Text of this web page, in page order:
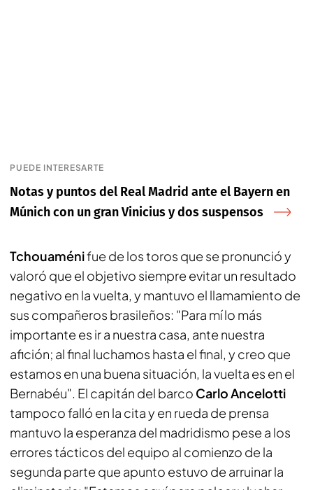
PUEDE INTERESARTE
Notas y puntos del Real Madrid ante el Bayern en
Múnich con un gran Vinicius y dos suspensos
Tchouaménifue de los toros que se pronunció y
valoró que el objetivo siempre evitar un resultado
negativo en la vuelta, y mantuvo el llamamiento de
sus compañeros brasileños: "Para mí lo más
importante es ir a nuestra casa, ante nuestra
afición; al final luchamos hasta el final, y creo que
estamos en una buena situación, la vuelta es en el
Bernabéu". El capitán del barco Carlo Ancelotti
tampoco falló en la cita y en rueda de prensa
mantuvo la esperanza del madridismo pese a los
errores tácticos del equipo al comienzo de la
segunda parte que apunto estuvo de arruinar la